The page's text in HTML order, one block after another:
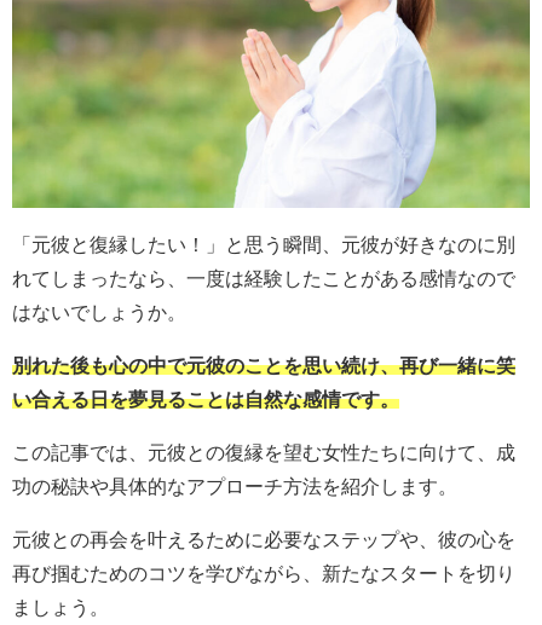
「元彼と復縁したい！」と思う瞬間、元彼が好きなのに別
れてしまったなら、一度は経験したことがある感情なので
はないでしょうか。
別れた後も心の中で元彼のことを思い続け、再び一緒に笑
い合える日を夢見ることは自然な感情です。
この記事では、元彼との復縁を望む女性たちに向けて、成
功の秘訣や具体的なアプローチ方法を紹介します。
元彼との再会を叶えるために必要なステップや、彼の心を
再び掴むためのコツを学びながら、新たなスタートを切り
ましょう。